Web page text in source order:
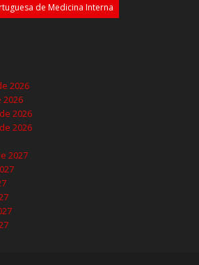
de Medicina Interna
2026
2026
2026
2026
2027